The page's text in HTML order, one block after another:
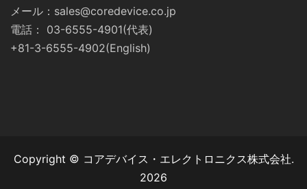
メール：sales@coredevice.co.jp
電話： 03-6555-4901(代表)
+81-3-6555-4902(English)
Copyright © コアデバイス・エレクトロニクス株式会社.
2026